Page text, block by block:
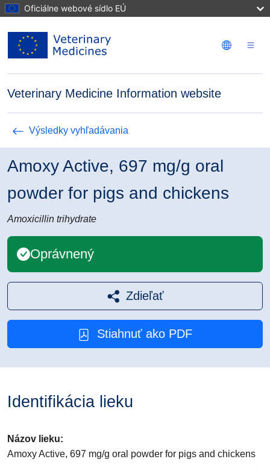
Skočiť na hlavný obsah
Oficiálne webové sídlo EÚ
Veterinary Medicine Information website
Výsledky vyhľadávania
Amoxy Active, 697 mg/g oral
powder for pigs and chickens
Oprávnený
Amoxicillin trihydrate
Zdieľať
Stiahnuť ako PDF
Identifikácia lieku
Názov lieku:
Amoxy Active, 697 mg/g oral powder for pigs and chickens